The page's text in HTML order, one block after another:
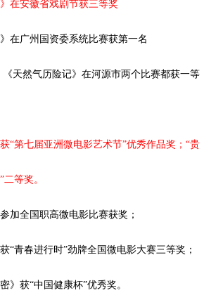
在安徽省戏剧节获三等奖
在广州国资委系统比赛获第一名
《天然气历险记》在河源市两个比赛都获一等
“第七届亚洲微电影艺术节”优秀作品奖；“贵
”二等奖。
加全国职高微电影比赛获奖；
“青春进行时”劲牌全国微电影大赛三等奖；
》获“中国健康杯”优秀奖。